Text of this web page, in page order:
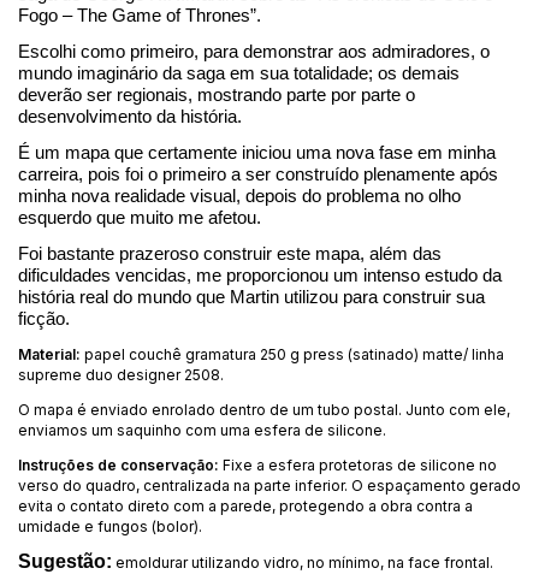
Fogo – The Game of Thrones”.
Escolhi como primeiro, para demonstrar aos admiradores, o
mundo imaginário da saga em sua totalidade; os demais
deverão ser regionais, mostrando parte por parte o
desenvolvimento da história.
É um mapa que certamente iniciou uma nova fase em minha
carreira, pois foi o primeiro a ser construído plenamente após
minha nova realidade visual, depois do problema no olho
esquerdo que muito me afetou.
Foi bastante prazeroso construir este mapa, além das
dificuldades vencidas, me proporcionou um intenso estudo da
história real do mundo que Martin utilizou para construir sua
ficção.
Material: papel couchê gramatura 250 g press (satinado) matte/ linha
supreme duo designer 2508.
O mapa é enviado enrolado dentro de um tubo postal. Junto com ele,
enviamos um saquinho com uma esfera de silicone.
Instruções de conservação: Fixe a esfera protetoras de silicone no
verso do quadro, centralizada na parte inferior. O espaçamento gerado
evita o contato direto com a parede, protegendo a obra contra a
umidade e fungos (bolor).
Sugestão: emoldurar utilizando vidro, no mínimo, na face frontal.